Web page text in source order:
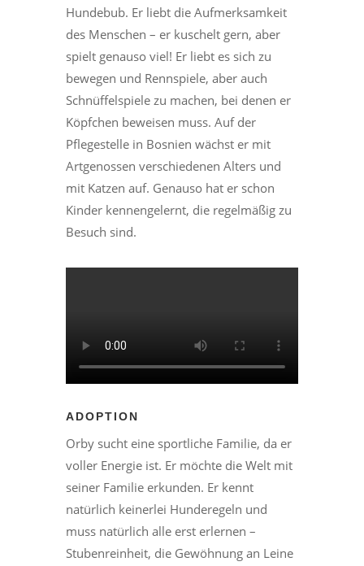
Hundebub. Er liebt die Aufmerksamkeit
des Menschen – er kuschelt gern, aber
spielt genauso viel! Er liebt es sich zu
bewegen und Rennspiele, aber auch
Schnüffelspiele zu machen, bei denen er
Köpfchen beweisen muss. Auf der
Pflegestelle in Bosnien wächst er mit
Artgenossen verschiedenen Alters und
mit Katzen auf. Genauso hat er schon
Kinder kennengelernt, die regelmäßig zu
Besuch sind.
ADOPTION
Orby sucht eine sportliche Familie, da er
voller Energie ist. Er möchte die Welt mit
seiner Familie erkunden. Er kennt
natürlich keinerlei Hunderegeln und
muss natürlich alle erst erlernen –
Stubenreinheit, die Gewöhnung an Leine